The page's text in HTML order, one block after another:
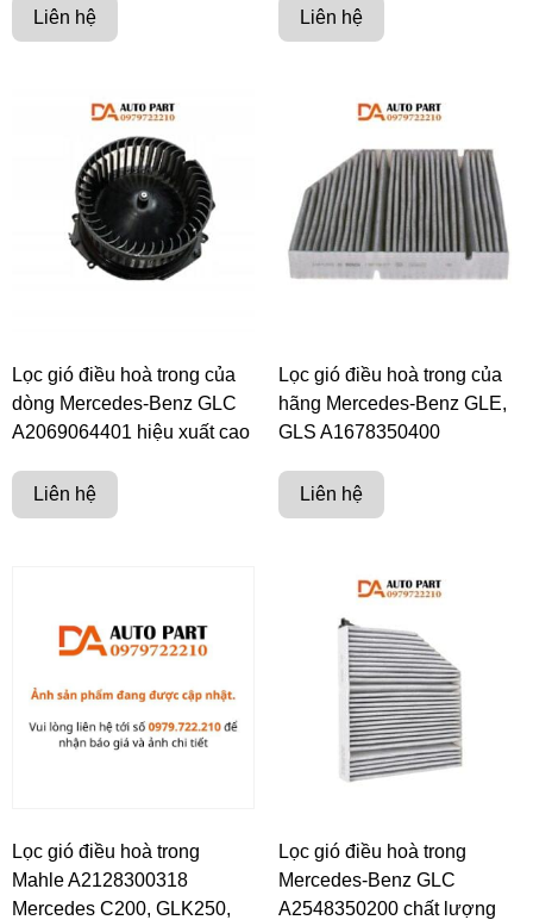
Liên hệ Liên hệ
Lọc gió điều hoà trong của
dòng Mercedes-Benz GLC
A2069064401 hiệu xuất cao
Liên hệ
Lọc gió điều hoà trong của
hãng Mercedes-Benz GLE,
GLS A1678350400
Liên hệ
Lọc gió điều hoà trong
Mahle A2128300318
Mercedes C200, GLK250,
Lọc gió điều hoà trong
Mercedes-Benz GLC
A2548350200 chất lượng